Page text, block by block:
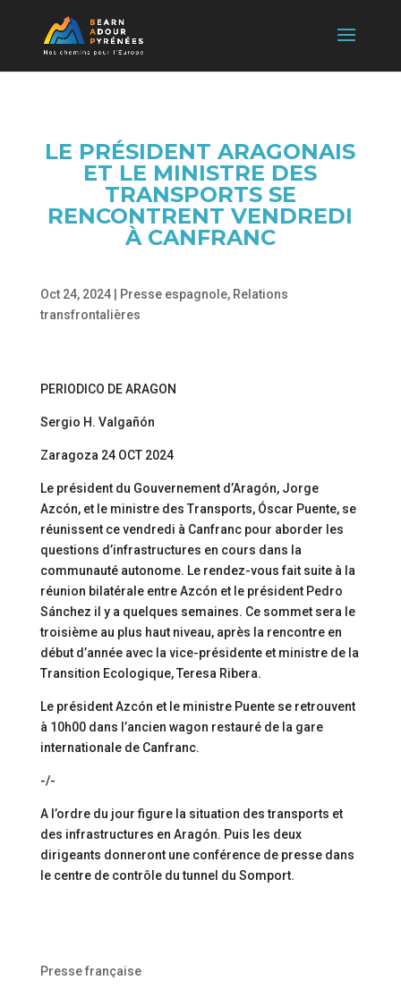
LE PRÉSIDENT ARAGONAIS
ET LE MINISTRE DES
TRANSPORTS SE
RENCONTRENT VENDREDI
À CANFRANC
Oct 24, 2024| Presse espagnole, Relations
transfrontalières
PERIODICO DE ARAGON
Sergio H. Valgañón
Zaragoza 24 OCT 2024
Le président du Gouvernement d’Aragón, Jorge
Azcón, et le ministre des Transports, Óscar Puente, se
réunissent ce vendredi à Canfranc pour aborder les
questions d’infrastructures en cours dans la
communauté autonome. Le rendez-vous fait suite à la
réunion bilatérale entre Azcón et le président Pedro
Sánchez il y a quelques semaines. Ce sommet sera le
troisième au plus haut niveau, après la rencontre en
début d’année avec la vice-présidente et ministre de la
Transition Ecologique, Teresa Ribera.
Le président Azcón et le ministre Puente se retrouvent
à 10h00 dans l’ancien wagon restauré de la gare
internationale de Canfranc.
-/-
A l’ordre du jour figure la situation des transports et
des infrastructures en Aragón. Puis les deux
dirigeants donneront une conférence de presse dans
le centre de contrôle du tunnel du Somport.
Presse française